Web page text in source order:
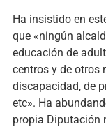
Ha insistido en
que «ningún
educación de
centros y de otros
discapacidad, de
etc». Ha
propia Diputación